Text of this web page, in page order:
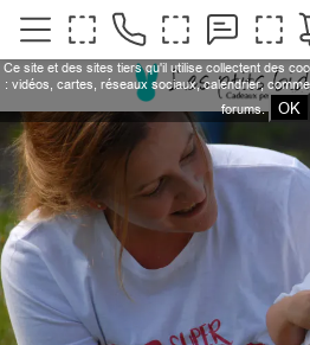
Ce site et des sites tiers qu'il utilise collectent des
: vidéos, cartes, réseaux sociaux, calendrier,
forums.
OK